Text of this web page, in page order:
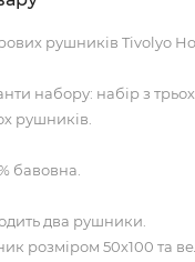
рушників Tivolyo
набору: набір з
рушників.
бавовна.
два рушники.
розміром 50х100 та